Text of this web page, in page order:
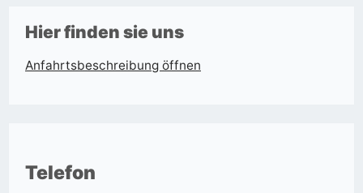
Hier finden sie uns
Anfahrtsbeschreibung öffnen
Telefon